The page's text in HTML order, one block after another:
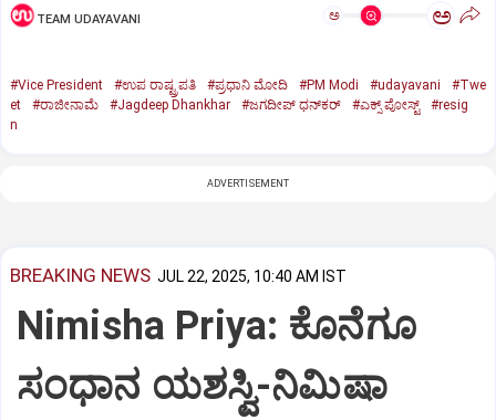
TEAM UDAYAVANI ಅ ಅ
#Vice President #ಉಪ ರಾಷ್ಟ್ರಪತಿ #ಪ್ರಧಾನಿ ಮೋದಿ #PM Modi #udayavani
#Twe
et
#ರಾಜೀನಾಮೆ #Jagdeep Dhankhar #ಜಗದೀಪ್‌ ಧನ್‌ಕರ್‌ #ಎಕ್ಸ್‌ ಪೋಸ್ಟ್
#resig
n
ADVERTISEMENT
BREAKING NEWS JUL 22, 2025, 10:40 AM IST
Nimisha Priya: ಕೊನೆಗೂ
ಸಂಧಾನ ಯಶಸ್ವಿ-ನಿಮಿಷಾ